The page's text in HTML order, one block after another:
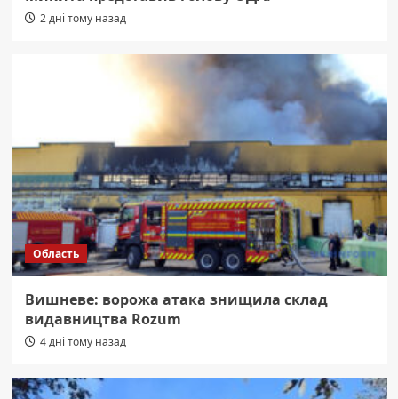
2 дні тому назад
Область
Вишневе: ворожа атака знищила склад
видавництва Rozum
4 дні тому назад